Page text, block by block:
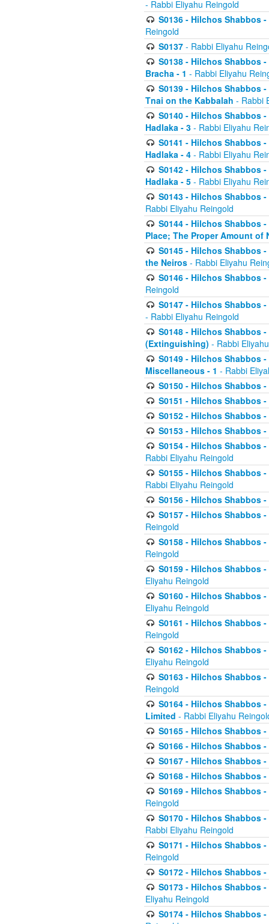
- Rabbi Eliyahu Reingold
S0136 - Hilchos Shabbos
Reingold
S0137- Rabbi Eliyahu
S0138 - Hilchos Shabbos
Bracha - 1 - Rabbi Eliyahu
S0139 - Hilchos Shabbos
Tnai on the Kabbalah - Rabbi
S0140 - Hilchos Shabbos
Hadlaka - 3 - Rabbi Eliyahu
S0141 - Hilchos Shabbos
Hadlaka - 4 - Rabbi Eliyahu
S0142 - Hilchos Shabbos
Hadlaka - 5 - Rabbi Eliyahu
S0143 - Hilchos Shabbos
Rabbi Eliyahu Reingold
S0144 - Hilchos Shabbos
Place; The Proper Amount of
S0145 - Hilchos Shabbos
the Neiros - Rabbi Eliyahu
S0146 - Hilchos Shabbos
Reingold
S0147 - Hilchos Shabbos
- Rabbi Eliyahu Reingold
S0148 - Hilchos Shabbos
(Extinguishing) - Rabbi
S0149 - Hilchos Shabbos
Miscellaneous - 1 - Rabbi
S0150 - Hilchos Shabbos
S0151 - Hilchos Shabbos
S0152 - Hilchos Shabbos
S0153 - Hilchos Shabbos
S0154 - Hilchos Shabbos
Rabbi Eliyahu Reingold
S0155 - Hilchos Shabbos
Rabbi Eliyahu Reingold
S0156 - Hilchos Shabbos
S0157 - Hilchos Shabbos
Reingold
S0158 - Hilchos Shabbos
Reingold
S0159 - Hilchos Shabbos
Eliyahu Reingold
S0160 - Hilchos Shabbos
Eliyahu Reingold
S0161 - Hilchos Shabbos
Reingold
S0162 - Hilchos Shabbos
Eliyahu Reingold
S0163 - Hilchos Shabbos
Reingold
S0164 - Hilchos Shabbos
Limited - Rabbi Eliyahu
S0165 - Hilchos Shabbos
S0166 - Hilchos Shabbos
S0167 - Hilchos Shabbos
S0168 - Hilchos Shabbos
S0169 - Hilchos Shabbos
Reingold
S0170 - Hilchos Shabbos
Rabbi Eliyahu Reingold
S0171 - Hilchos Shabbos
Reingold
S0172 - Hilchos Shabbos
S0173 - Hilchos Shabbos
Eliyahu Reingold
S0174 - Hilchos Shabbos